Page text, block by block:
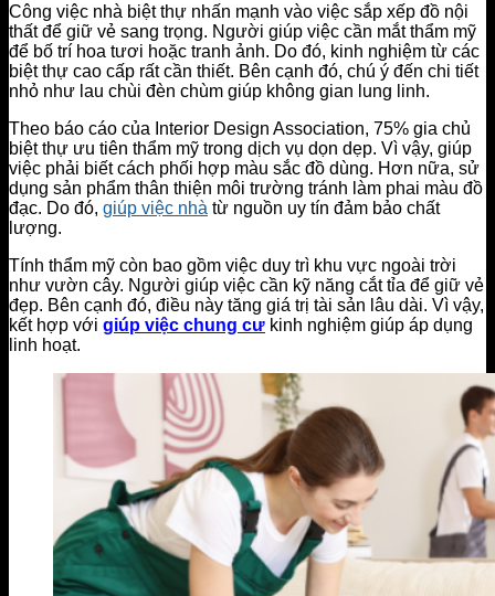
Công việc nhà biệt thự nhấn mạnh vào việc sắp xếp đồ nội
thất để giữ vẻ sang trọng. Người giúp việc cần mắt thẩm mỹ
để bố trí hoa tươi hoặc tranh ảnh. Do đó, kinh nghiệm từ các
biệt thự cao cấp rất cần thiết. Bên cạnh đó, chú ý đến chi tiết
nhỏ như lau chùi đèn chùm giúp không gian lung linh.
Theo báo cáo của Interior Design Association, 75% gia chủ
biệt thự ưu tiên thẩm mỹ trong dịch vụ dọn dẹp. Vì vậy, giúp
việc phải biết cách phối hợp màu sắc đồ dùng. Hơn nữa, sử
dụng sản phẩm thân thiện môi trường tránh làm phai màu đồ
đạc. Do đó, giúp việc nhà từ nguồn uy tín đảm bảo chất
lượng.
Tính thẩm mỹ còn bao gồm việc duy trì khu vực ngoài trời
như vườn cây. Người giúp việc cần kỹ năng cắt tỉa để giữ vẻ
đẹp. Bên cạnh đó, điều này tăng giá trị tài sản lâu dài. Vì vậy,
kết hợp với giúp việc chung cư kinh nghiệm giúp áp dụng
linh hoạt.